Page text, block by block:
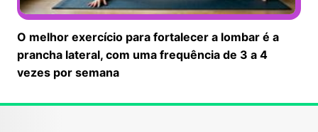
O melhor exercício para fortalecer a lombar é a
prancha lateral, com uma frequência de 3 a 4
vezes por semana